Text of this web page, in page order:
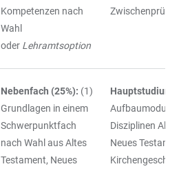
Kompetenzen nach
Wahl
oder Lehramtsoption
Nebenfach (25%): (1)
Grundlagen in einem
Schwerpunktfach
nach Wahl aus Altes
Testament, Neues
Hauptstudium:
Aufbaumodule
Disziplinen
Neues